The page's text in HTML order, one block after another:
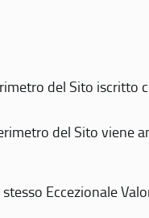
del Sito iscritto
del Sito viene
Eccezionale